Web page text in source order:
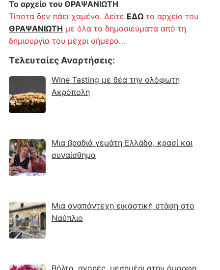
Το αρχείο του ΘΡΑΨΑΝΙΩΤΗ
Τίποτα δεν πάει χαμένο. Δείτε ΕΔΩτο αρχείο του
ΘΡΑΨΑΝΙΩΤΗ με όλα τα δημοσιεύματα από τη
δημιουργία του μέχρι σήμερα…
Τελευταίες Αναρτήσεις:
Wine Tasting με θέα την ολόφωτη
Ακρόπολη
Μια βραδιά γεμάτη Ελλάδα, κρασί και
συναίσθημα
Μια αναπάντεχη εικαστική στάση στο
Ναύπλιο